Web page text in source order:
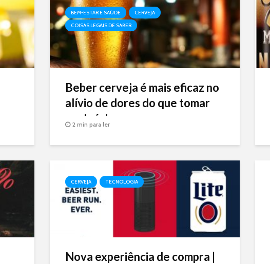
BEM-ESTAR E SAÚDE
CERVEJA
COISAS LEGAIS DE SABER
Beber cerveja é mais eficaz no
alívio de dores do que tomar
analgésicos
2 min para ler
CERVEJA TECNOLOGIA
Nova experiência de compra |